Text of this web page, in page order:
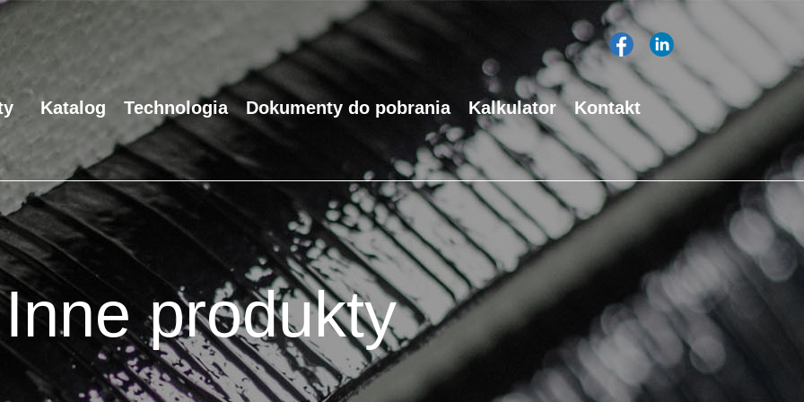
Katalog Technologia Dokumenty do pobrania Kalkulator Kontakt
Inne produkty